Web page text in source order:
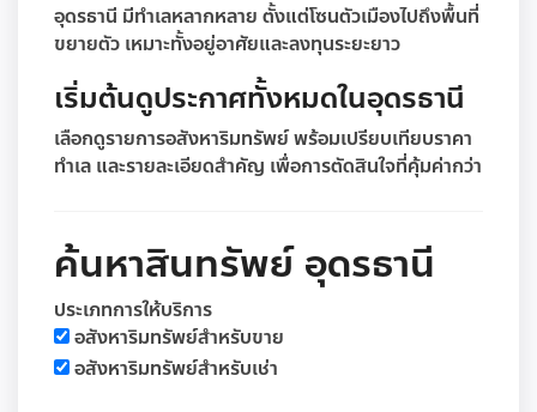
อุดรธานี มีทำเลหลากหลาย ตั้งแต่โซนตัวเมืองไปถึงพื้นที่
ขยายตัว เหมาะทั้งอยู่อาศัยและลงทุนระยะยาว
เริ่มต้นดูประกาศทั้งหมดในอุดรธานี
เลือกดูรายการอสังหาริมทรัพย์ พร้อมเปรียบเทียบราคา
ทำเล และรายละเอียดสำคัญ เพื่อการตัดสินใจที่คุ้มค่ากว่า
ค้นหาสินทรัพย์ อุดรธานี
ประเภทการให้บริการ
อสังหาริมทรัพย์สำหรับขาย
อสังหาริมทรัพย์สำหรับเช่า